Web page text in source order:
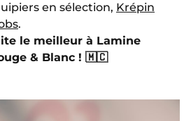
en sélection, Krépin
.
le meilleur à Lamine
& Blanc ! 🇲🇨